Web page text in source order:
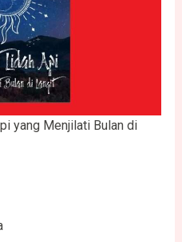
yang Menjilati Bulan di